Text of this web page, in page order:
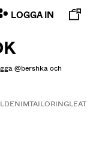
LOGGA IN
@bershka och
DENIMTAILORING